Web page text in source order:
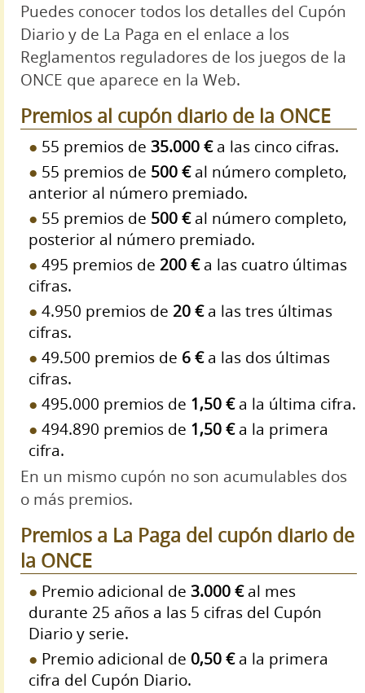
Puedes conocer todos los detalles del Cupón
Diario y de La Paga en el enlace a los
Reglamentos reguladores de los juegos de la
ONCE que aparece en la Web.
Premios al cupón diario de la ONCE
55 premios de 35.000 €a las cinco cifras.
55 premios de 500 €al número completo,
anterior al número premiado.
55 premios de 500 €al número completo,
posterior al número premiado.
495 premios de 200 €a las cuatro últimas
cifras.
4.950 premios de 20 €a las tres últimas
cifras.
49.500 premios de 6 €a las dos últimas
cifras.
495.000 premios de 1,50 €a la última cifra.
494.890 premios de 1,50 €a la primera
cifra.
En un mismo cupón no son acumulables dos
o más premios.
Premios a La Paga del cupón diario de
la ONCE
Premio adicional de 3.000 €al mes
durante 25 años a las 5 cifras del Cupón
Diario y serie.
Premio adicional de 0,50 €a la primera
cifra del Cupón Diario.